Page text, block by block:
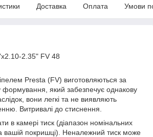
Доставка Оплата Умови
2.35" FV 48
Presta (FV) виготовляються за
який забезпечує однакову
вони легкі та не виявляють
Витривалі до стиснення.
в камері тиск (діапазон номінальних
вашій покришці). Неналежний тиск може